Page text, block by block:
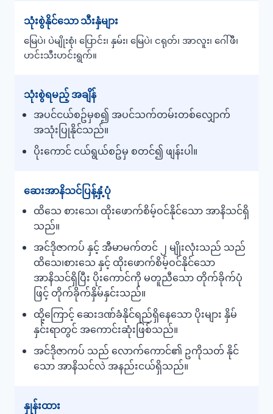
သုံးစွဲနိုင်သော သီးနှံများ
မြေပဲ၊ ပဲမျိုးစုံ၊ ပြောင်း၊ နှမ်း၊ မြေပဲ၊ ငရုတ်၊ အာလူး၊ ဂေါ်ဖီ၊
ဟင်းသီးဟင်းရွက်။
သုံးစွဲရမည့် အချိန်
အပင်ငယ်စဥ်မှစ၍ အပင်သက်တမ်းတစ်လျှောက်
အသုံးပြုနိုင်သည်။
ပိုးကောင် ငယ်ရွယ်စဥ်မှ စတင်၍ ဖျန်းပါ။
ဆေးအာနိသင်ပြန့်နှံ့ပုံ
ထိသေ စားသေ၊ ထိုးဖောက်စိမ့်ဝင်နိုင်သော အာနိသင်ရှိ
သည်။
အင်ဒိုဇာကပ် နှင့် အီမာမက်တင် ၂ မျိုးလုံးသည် သည်
ထိသေ၊စားသေ နှင့် ထိုးဖောက်စိမ့်ဝင်နိုင်သော
အာနိသင်ရှိပြီး ပိုးကောင်ကို မတူညီသော တိုက်ခိုက်ပုံ
ဖြင့် တိုက်ခိုက်နှိမ်နှင်းသည်။
ထို့ကြောင့် ဆေးဒဏ်ခံနိုင်ရည်ရှိနေသော ပိုးများ နှိမ်
နှင်းရာတွင် အကောင်းဆုံးဖြစ်သည်။
အင်ဒိုဇာကပ် သည် လောက်ကောင်၏ ဥကိုသတ် နိုင်
သော အာနိသင်လဲ အနည်းငယ်ရှိသည်။
နှုန်းထား